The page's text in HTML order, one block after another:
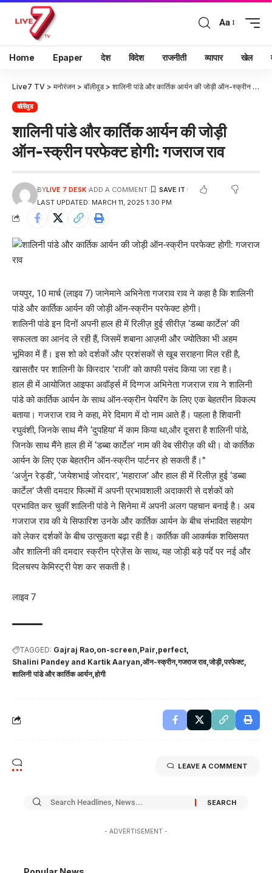
Aa
Home Epaper देश विदेश राजनीती व्यापार खेल
Live7 TV > मनोरंजन > बॉलीवुड> शालिनी पांडे और कार्तिक आर्यन की जोड़ी ऑन-स्क्रीन परफेक्ट होगी: गजराज राव
बॉलीवुड
शालिनी पांडे और कार्तिक आर्यन की जोड़ी
ऑन-स्क्रीन परफेक्ट होगी: गजराज राव
LAST UPDATED: MARCH 11, 2025 1:30 PM
BYLIVE 7 DESK ADD A COMMENT
जयपुर, 10 मार्च (लाइव 7) जानेमाने अभिनेता गजराव राव ने कहा है कि शालिनी
पांडे और कार्तिक आर्यन की जोड़ी ऑन-स्क्रीन परफेक्ट होगी।
शालिनी पांडे इन दिनों अपनी हाल ही में रिलीज़ हुई सीरीज़ ‘डब्बा कार्टेल’ की
सफलता का आनंद ले रही हैं, जिसमें शबाना आज़मी और ज्योतिका भी अहम
भूमिका में हैं। इस शो को दर्शकों और प्रशंसकों से खूब सराहना मिल रही है,
खासतौर पर शालिनी के किरदार ‘राजी’ को काफी पसंद किया जा रहा है।
हाल ही में आयोजित आइफा अवॉर्ड्स में दिग्गज अभिनेता गजराज राव ने शालिनी
पांडे को कार्तिक आर्यन के साथ ऑन-स्क्रीन पेयरिंग के लिए एक बेहतरीन विकल्प
बताया। गजराज राव ने कहा, मेरे दिमाग में दो नाम आते हैं। पहला है शिवानी
रघुवंशी, जिनके साथ मैंने ‘दुपहिया’ में काम किया था,और दूसरा है शालिनी पांडे,
जिनके साथ मैंने हाल ही में ‘डब्बा कार्टेल’ नाम की वेब सीरीज़ की थी। वो कार्तिक
आर्यन के लिए एक बेहतरीन ऑन-स्क्रीन पार्टनर हो सकती हैं।”
‘अर्जुन रेड्डी’, ‘जयेशभाई जोरदार’, ‘महाराज’ और हाल ही में रिलीज़ हुई ‘डब्बा
कार्टेल’ जैसी दमदार फिल्मों में अपनी प्रभावशाली अदाकारी से दर्शकों को
प्रभावित कर चुकीं शालिनी पांडे ने सिनेमा में अपनी अलग पहचान बनाई है। अब
गजराज राव की ये सिफारिश उनके और कार्तिक आर्यन के बीच संभावित सहयोग
को लेकर दर्शकों के बीच उत्सुकता बढ़ा रही है। कार्तिक की आकर्षक शख्सियत
और शालिनी की दमदार स्क्रीन प्रेज़ेंस के साथ, यह जोड़ी बड़े पर्दे पर नई और
दिलचस्प केमिस्ट्री पेश कर सकती है।
लाइव 7
TAGGED: Gajraj Rao on-screen Pair perfect
Shalini Pandey and Kartik Aaryan ऑन-स्क्रीन गजराज राव जोड़ी परफेक्ट
शालिनी पांडे और कार्तिक आर्यन होगी
LEAVE A COMMENT
- ADVERTISEMENT -